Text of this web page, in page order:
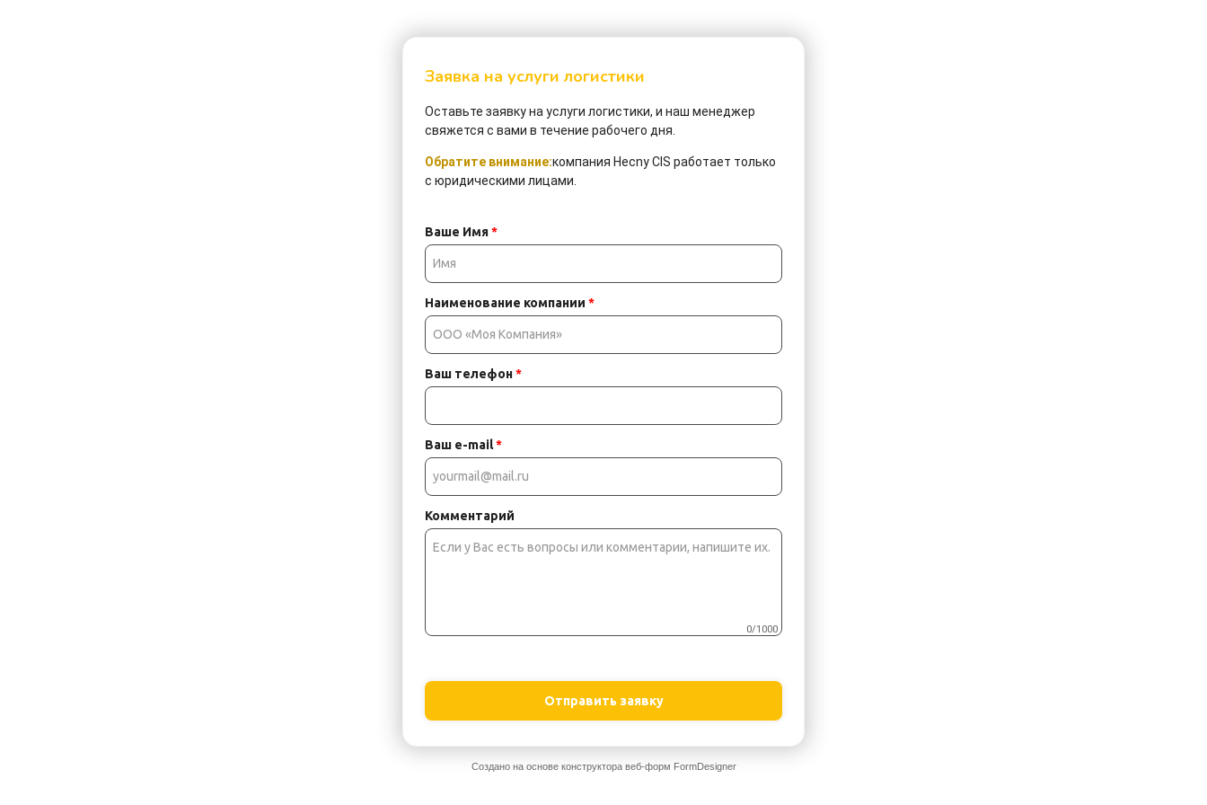
Заявка на услуги логистики
Оставьте заявкуна услуги логистики, и наш менеджер
свяжется с вами в течение рабочего дня.
Обратите внимание:компания Hecny CIS работает только
с юридическими лицами.
Ваше Имя*
Наименование компании *
Ваш телефон*
Ваш e-mail*
Комментарий
0/1000
Отправить заявку
Создано на основе конструктора веб-форм FormDesigner